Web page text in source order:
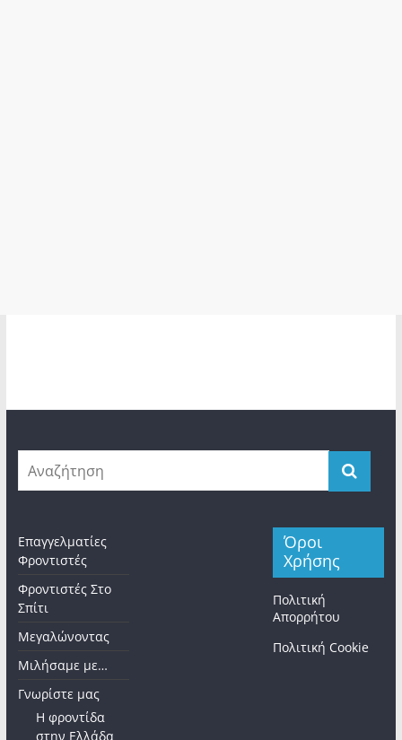
Επαγγελματίες
Φροντιστές
Φροντιστές Στο
Σπίτι
Μεγαλώνοντας
Μιλήσαμε με…
Γνωρίστε μας
Η φροντίδα
στην Ελλάδα
Όροι
Χρήσης
Πολιτική
Απορρήτου
Πολιτική Cookie